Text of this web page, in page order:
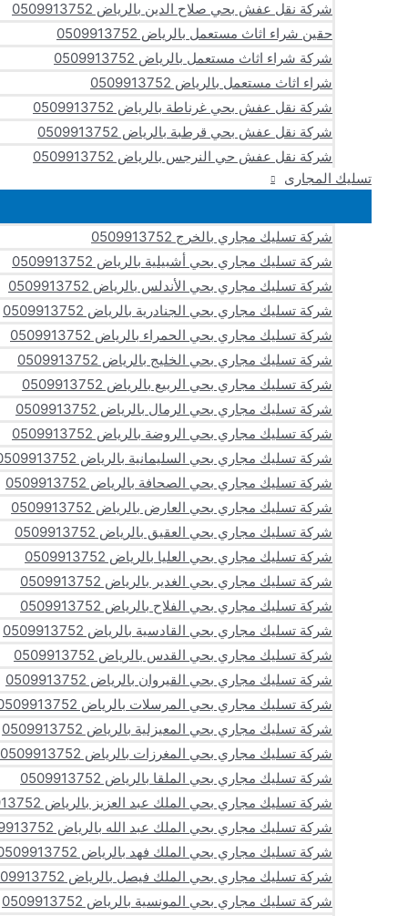
شركة نقل عفش بحي صلاح الدين بالرياض 0509913752
حقين شراء اثاث مستعمل بالرياض 0509913752
شركة شراء اثاث مستعمل بالرياض 0509913752
شراء اثاث مستعمل بالرياض 0509913752
شركة نقل عفش بحي غرناطة بالرياض 0509913752
شركة نقل عفش بحي قرطبة بالرياض 0509913752
شركة نقل عفش حي النرجس بالرياض 0509913752
تسليك المجارى
شركة تسليك مجاري بالخرج 0509913752
شركة تسليك مجاري بحي أشبيلية بالرياض 0509913752
شركة تسليك مجاري بحي الأندلس بالرياض 0509913752
شركة تسليك مجاري بحي الجنادرية بالرياض 0509913752
شركة تسليك مجاري بحي الحمراء بالرياض 0509913752
شركة تسليك مجاري بحي الخليج بالرياض 0509913752
شركة تسليك مجاري بحي الربيع بالرياض 0509913752
شركة تسليك مجاري بحي الرمال بالرياض 0509913752
شركة تسليك مجاري بحي الروضة بالرياض 0509913752
شركة تسليك مجاري بحي السليمانية بالرياض 0509913752
شركة تسليك مجاري بحي الصحافة بالرياض 0509913752
شركة تسليك مجاري بحي العارض بالرياض 0509913752
شركة تسليك مجاري بحي العقيق بالرياض 0509913752
شركة تسليك مجاري بحي العليا بالرياض 0509913752
شركة تسليك مجاري بحي الغدير بالرياض 0509913752
شركة تسليك مجاري بحي الفلاح بالرياض 0509913752
شركة تسليك مجاري بحي القادسية بالرياض 0509913752
شركة تسليك مجاري بحي القدس بالرياض 0509913752
شركة تسليك مجاري بحي القيروان بالرياض 0509913752
شركة تسليك مجاري بحي المرسلات بالرياض 0509913752
شركة تسليك مجاري بحي المعيزلية بالرياض 0509913752
شركة تسليك مجاري بحي المغرزات بالرياض 0509913752
شركة تسليك مجاري بحي الملقا بالرياض 0509913752
شركة تسليك مجاري بحي الملك عبد العزيز بالرياض 0509913752
شركة تسليك مجاري بحي الملك عبد الله بالرياض 0509913752
شركة تسليك مجاري بحي الملك فهد بالرياض 0509913752
شركة تسليك مجاري بحي الملك فيصل بالرياض 0509913752
شركة تسليك مجاري بحي المونسية بالرياض 0509913752